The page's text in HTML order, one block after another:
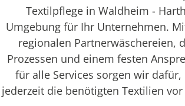
Textilpflege in Waldheim -
Umgebung für Ihr Unternehmen.
regionalen Partnerwäschereien,
Prozessen und einem festen
für alle Services sorgen wir dafür,
jederzeit die benötigten Textilien